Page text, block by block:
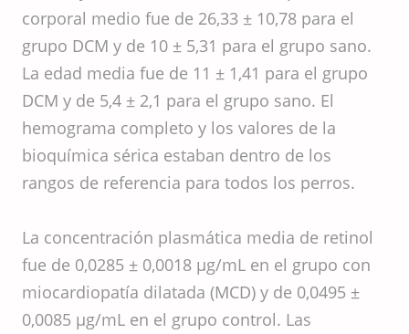
corporal medio fue de 26,33 ± 10,78 para el
grupo DCM y de 10 ± 5,31 para el grupo sano.
La edad media fue de 11 ± 1,41 para el grupo
DCM y de 5,4 ± 2,1 para el grupo sano. El
hemograma completo y los valores de la
bioquímica sérica estaban dentro de los
rangos de referencia para todos los perros.
La concentración plasmática media de retinol
fue de 0,0285 ± 0,0018 μg/mL en el grupo con
miocardiopatía dilatada (MCD) y de 0,0495 ±
0,0085 μg/mL en el grupo control. Las